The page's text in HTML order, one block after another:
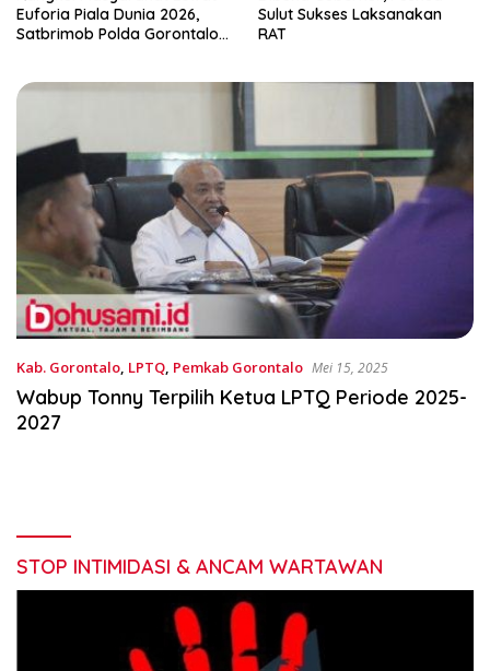
Euforia Piala Dunia 2026,
Satbrimob Polda Gorontalo
Sulut Sukses Laksanakan
RAT
Kab. Gorontalo, LPTQ, Pemkab Gorontalo Mei 15, 2025
Wabup Tonny Terpilih Ketua LPTQ Periode 2025-
2027
STOP INTIMIDASI & ANCAM WARTAWAN